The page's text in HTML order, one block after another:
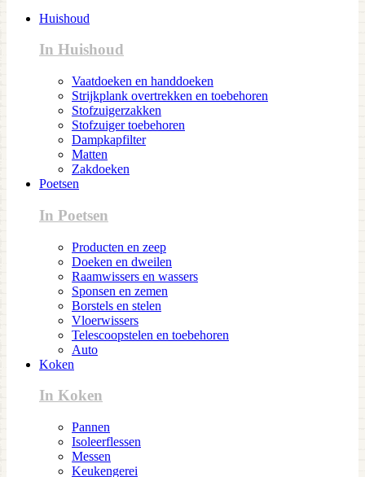
Huishoud
In Huishoud
Vaatdoeken en handdoeken
Strijkplank overtrekken en toebehoren
Stofzuigerzakken
Stofzuiger toebehoren
Dampkapfilter
Matten
Zakdoeken
Poetsen
In Poetsen
Producten en zeep
Doeken en dweilen
Raamwissers en wassers
Sponsen en zemen
Borstels en stelen
Vloerwissers
Telescoopstelen en toebehoren
Auto
Koken
In Koken
Pannen
Isoleerflessen
Messen
Keukengerei